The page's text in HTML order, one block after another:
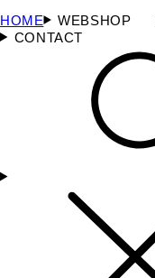
HOME WEBSHOP
CONTACT